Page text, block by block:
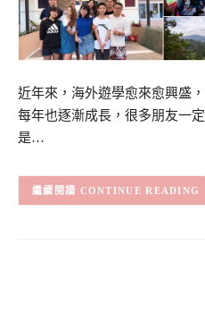
近年來，海外遊學愈來愈興盛
每年也逐漸成長，很多朋友一
是…
CONTINUE READING